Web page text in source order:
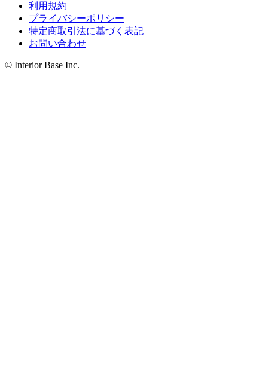
利用規約
プライバシーポリシー
特定商取引法に基づく表記
お問い合わせ
© Interior Base Inc.